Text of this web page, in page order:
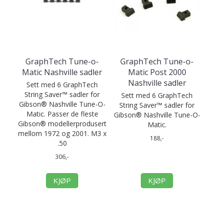
GraphTech Tune-o-
Matic Nashville sadler
Sett med 6 GraphTech
String Saver™ sadler for
Gibson® Nashville Tune-O-
Matic. Passer de fleste
Gibson® modellerprodusert
mellom 1972 og 2001. M3 x
.50
306,-
KJØP
GraphTech Tune-o-
Matic Post 2000
Nashville sadler
Sett med 6 GraphTech
String Saver™ sadler for
Gibson® Nashville Tune-O-
Matic.
188,-
KJØP